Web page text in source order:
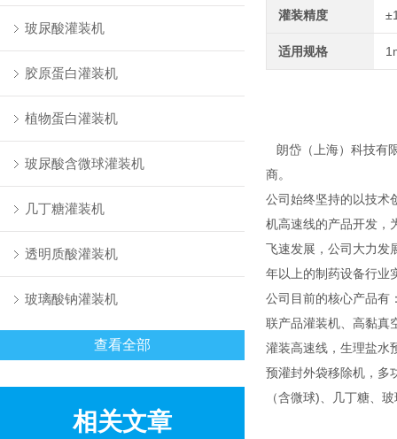
玻尿酸灌装机
胶原蛋白灌装机
植物蛋白灌装机
玻尿酸含微球灌装机
几丁糖灌装机
透明质酸灌装机
玻璃酸钠灌装机
查看全部
相关文章
灌装精度
适用规格
朗岱（上海）科技有
商。
公司始终坚持的以技术
机高速线的产品开发，
飞速发展，公司大力发
年以上的制药设备行业
公司目前的核心产品有
联产品灌装机、高黏真
灌装高速线，生理盐水
预灌封外袋移除机，多
（含微球)、几丁糖、